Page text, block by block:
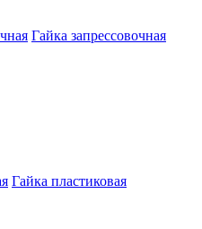
Гайка запрессовочная
Гайка пластиковая